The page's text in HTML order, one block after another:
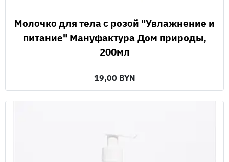
Молочко для тела с розой "Увлажнение и
питание" Мануфактура Дом природы,
200мл
19,00 BYN